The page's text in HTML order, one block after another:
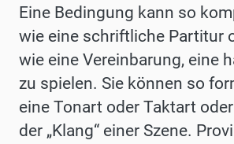
Eine Bedingung kann so
wie eine schriftliche Partitur
wie eine Vereinbarung, eine
zu spielen. Sie können so
eine Tonart oder Taktart
der „Klang“ einer Szene.